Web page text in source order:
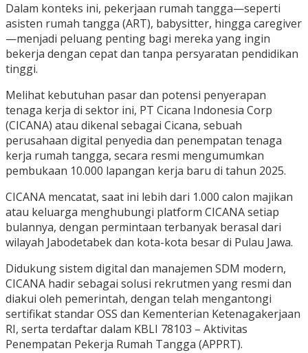
Dalam konteks ini, pekerjaan rumah tangga—seperti
asisten rumah tangga (ART), babysitter, hingga caregiver
—menjadi peluang penting bagi mereka yang ingin
bekerja dengan cepat dan tanpa persyaratan pendidikan
tinggi.
Melihat kebutuhan pasar dan potensi penyerapan
tenaga kerja di sektor ini, PT Cicana Indonesia Corp
(CICANA) atau dikenal sebagai Cicana, sebuah
perusahaan digital penyedia dan penempatan tenaga
kerja rumah tangga, secara resmi mengumumkan
pembukaan 10.000 lapangan kerja baru di tahun 2025.
CICANA mencatat, saat ini lebih dari 1.000 calon majikan
atau keluarga menghubungi platform CICANA setiap
bulannya, dengan permintaan terbanyak berasal dari
wilayah Jabodetabek dan kota-kota besar di Pulau Jawa.
Didukung sistem digital dan manajemen SDM modern,
CICANA hadir sebagai solusi rekrutmen yang resmi dan
diakui oleh pemerintah, dengan telah mengantongi
sertifikat standar OSS dan Kementerian Ketenagakerjaan
RI, serta terdaftar dalam KBLI 78103 – Aktivitas
Penempatan Pekerja Rumah Tangga (APPRT).